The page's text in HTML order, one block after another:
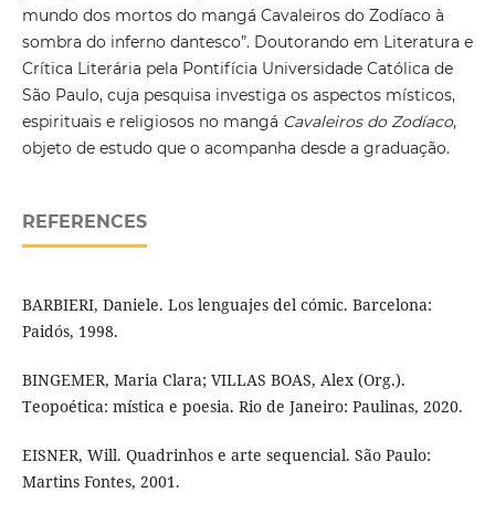
mundo dos mortos do mangá Cavaleiros do Zodíaco à
sombra do inferno dantesco”. Doutorando em Literatura e
Crítica Literária pela Pontifícia Universidade Católica de
São Paulo, cuja pesquisa investiga os aspectos místicos,
espirituais e religiosos no mangá Cavaleiros do Zodíaco,
objeto de estudo que o acompanha desde a graduação.
REFERENCES
BARBIERI, Daniele. Los lenguajes del cómic. Barcelona:
Paidós, 1998.
BINGEMER, Maria Clara; VILLAS BOAS, Alex (Org.).
Teopoética: mística e poesia. Rio de Janeiro: Paulinas, 2020.
EISNER, Will. Quadrinhos e arte sequencial. São Paulo:
Martins Fontes, 2001.